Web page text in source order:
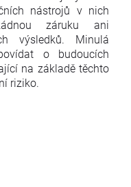
nástrojů v nich
záruku ani
výsledků. Minulá
o budoucích
na základě těchto
riziko.